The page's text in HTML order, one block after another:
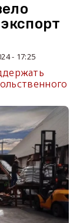
- 17:25